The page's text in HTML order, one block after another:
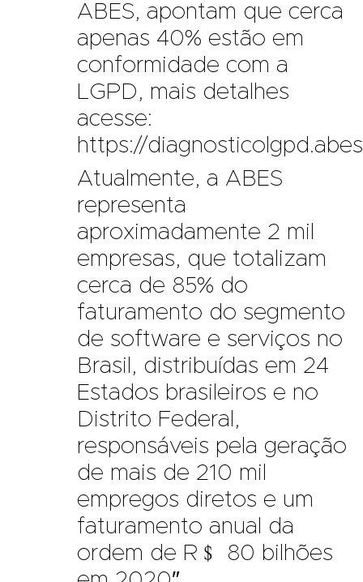
ABES, apontam que cerca
apenas 40% estão em
conformidade com a
LGPD, mais detalhes
acesse:
https://
Atualmente, a ABES
representa
aproximadamente 2 mil
empresas, que totalizam
cerca de 85% do
faturamento do segmento
de software e serviços no
Brasil, distribuídas em 24
Estados brasileiros e no
Distrito Federal,
responsáveis pela geração
de mais de 210 mil
empregos diretos e um
faturamento anual da
ordem de R﹩ 80 bilhões